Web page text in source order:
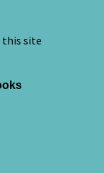
this site